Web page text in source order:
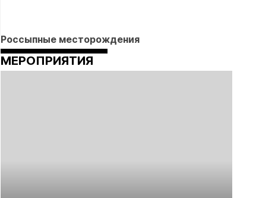
Россыпные месторождения
МЕРОПРИЯТИЯ